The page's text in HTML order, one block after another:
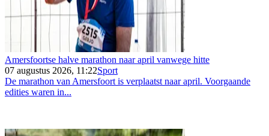
Amersfoortse halve marathon naar april vanwege hitte
07 augustus 2026, 11:22Sport
De marathon van Amersfoort is verplaatst naar april. Voorgaande
edities waren in...